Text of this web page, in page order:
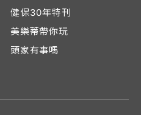
健保30年特刊
美樂蒂帶你玩
頭家有事嗎